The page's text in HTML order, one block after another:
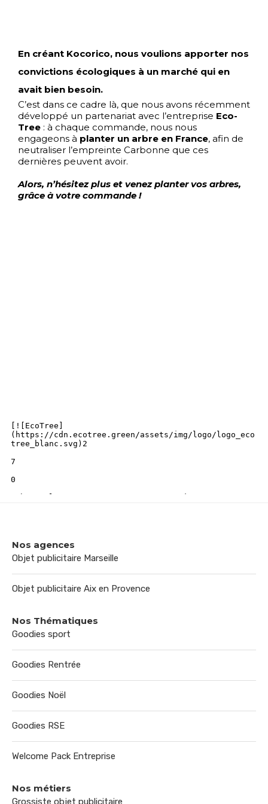
En créant Kocorico, nous voulions apporter nos
convictions écologiques à un marché qui en
avait bien besoin.
C’est dans ce cadre là, que nous avons récemment
développé un partenariat avec l’entreprise Eco-
Tree : à chaque commande, nous nous
engageons à planter un arbre en France, afin de
neutraliser l’empreinte Carbonne que ces
dernières peuvent avoir.
Alors, n’hésitez plus et venez planter vos arbres,
grâce à votre commande !
Nos agences
Objet publicitaire Marseille
Objet publicitaire Aix en Provence
Nos Thématiques
Goodies sport
Goodies Rentrée
Goodies Noël
Goodies RSE
Welcome Pack Entreprise
Nos métiers
Grossiste objet publicitaire